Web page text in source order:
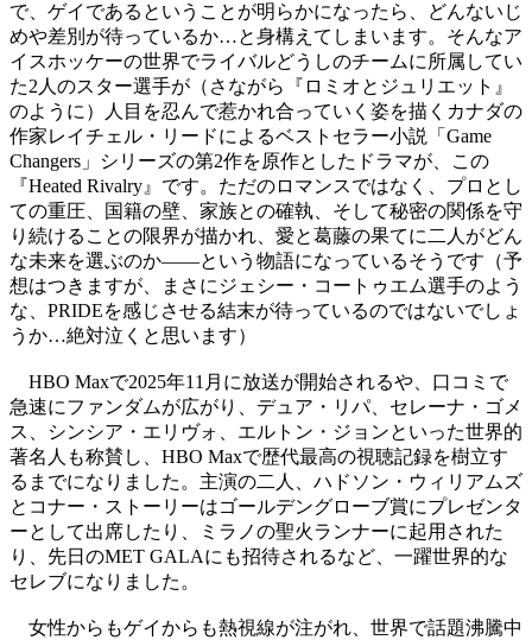
で、ゲイであるということが明らかになったら、どんないじ
めや差別が待っているか…と身構えてしまいます。そんなア
イスホッケーの世界でライバルどうしのチームに所属してい
た2人のスター選手が（さながら『ロミオとジュリエット』
のように）人目を忍んで惹かれ合っていく姿を描くカナダの
作家レイチェル・リードによるベストセラー小説「Game
Changers」シリーズの第2作を原作としたドラマが、この
『Heated Rivalry』です。ただのロマンスではなく、プロとし
ての重圧、国籍の壁、家族との確執、そして秘密の関係を守
り続けることの限界が描かれ、愛と葛藤の果てに二人がどん
な未来を選ぶのか——という物語になっているそうです（予
想はつきますが、まさにジェシー・コートゥエム選手のよう
な、PRIDEを感じさせる結末が待っているのではないでしょ
うか…絶対泣くと思います）
HBO Maxで2025年11月に放送が開始されるや、口コミで
急速にファンダムが広がり、デュア・リパ、セレーナ・ゴメ
ス、シンシア・エリヴォ、エルトン・ジョンといった世界的
著名人も称賛し、HBO Maxで歴代最高の視聴記録を樹立す
るまでになりました。主演の二人、ハドソン・ウィリアムズ
とコナー・ストーリーはゴールデングローブ賞にプレゼンタ
ーとして出席したり、ミラノの聖火ランナーに起用された
り、先日のMET GALAにも招待されるなど、一躍世界的な
セレブになりました。
女性からもゲイからも熱視線が注がれ、世界で話題沸騰中